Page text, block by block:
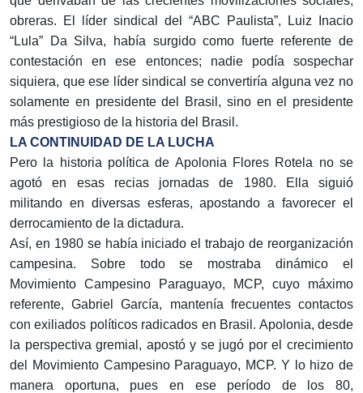
obreras. El líder sindical del “ABC Paulista”, Luiz Inacio
“Lula” Da Silva, había surgido como fuerte referente de
contestación en ese entonces; nadie podía sospechar
siquiera, que ese líder sindical se convertiría alguna vez no
solamente en presidente del Brasil, sino en el presidente
más prestigioso de la historia del Brasil.
LA CONTINUIDAD DE LA LUCHA
Pero la historia política de Apolonia Flores Rotela no se
agotó en esas recias jornadas de 1980. Ella siguió
militando en diversas esferas, apostando a favorecer el
derrocamiento de la dictadura.
Así, en 1980 se había iniciado el trabajo de reorganización
campesina. Sobre todo se mostraba dinámico el
Movimiento Campesino Paraguayo, MCP, cuyo máximo
referente, Gabriel García, mantenía frecuentes contactos
con exiliados políticos radicados en Brasil. Apolonia, desde
la perspectiva gremial, apostó y se jugó por el crecimiento
del Movimiento Campesino Paraguayo, MCP. Y lo hizo de
manera oportuna, pues en ese período de los 80,